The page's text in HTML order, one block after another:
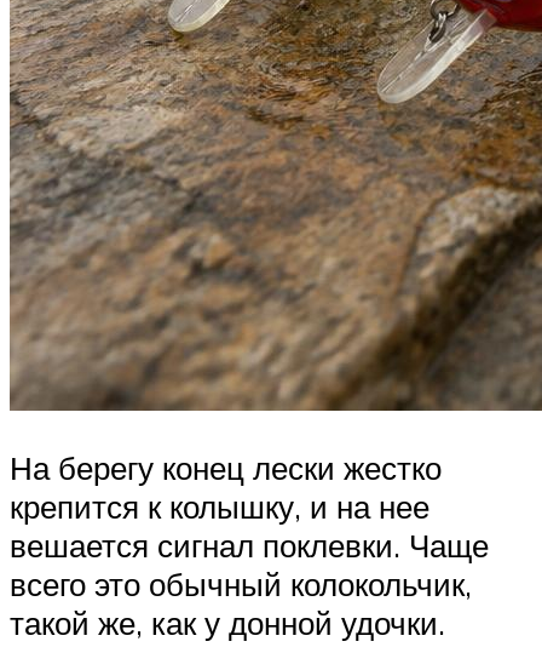
На берегу конец лески жестко
крепится к колышку, и на нее
вешается сигнал поклевки. Чаще
всего это обычный колокольчик,
такой же, как у донной удочки.